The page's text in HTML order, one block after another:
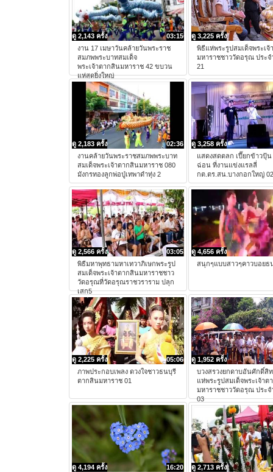
03:15
ดู 2,143 ครั้ง
งาน 17 เมษาวันคล้ายวันพระราช
สมภพพระบาทสมเด็จ
พระเจ้าตากสินมหาราช 42 ขบวน
แห่สุดยิ่งใหญ่
ดู 3,225 ครั้ง
พิธีแห่พระรูปสมเด็จพระเจ้
มหาราชชาววัดอรุณ ประจ
21
02:36
ดู 2,183 ครั้ง
งานคล้ายวันพระราชสมภพพระบาท
สมเด็จพระเจ้าตากสินมหาราช 080
มังกรทองลูกพ่อปู่เทพาดำทุ่ง 2
ดู 3,258 ครั้ง
แสดงสดตลก เปี๊ยกข้าวปุ้น
ฉ่อน ที่งานแข่งแรลลี่
กต.ตร.สน.บางกอกใหญ่ 02
03:05
ดู 2,566 ครั้ง
พิธีมหาพุทธามหาเทวาภิเษกพระรูป
สมเด็จพระเจ้าตากสินมหาราชชาว
วัดอรุณที่วัดอรุณราชวราราม ปลุก
เสก5
ดู 4,656 ครั้ง
สนุกๆแบบสาวๆคาวบอยธ
05:06
ดู 2,225 ครั้ง
ภาพประกอบเพลง ดวงใจชาวธนบุรี
ตากสินมหาราช 01
ดู 1,952 ครั้ง
บวงสรวงยกดาบอันศักดิ์สิ
แห่พระรูปสมเด็จพระเจ้าต
มหาราชชาววัดอรุณ ประจ
03
16:20
ดู 4,194 ครั้ง
ดู 2,713 ครั้ง